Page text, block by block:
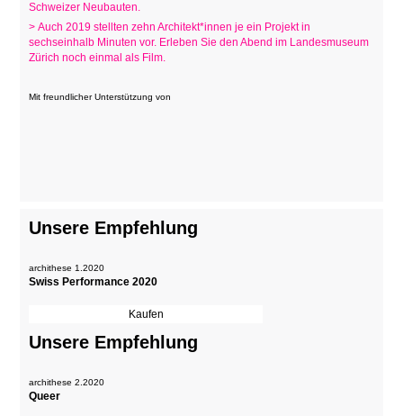
Schweizer Neubauten.
> Auch 2019 stellten zehn Architekt*innen je ein Projekt in
sechseinhalb Minuten vor. Erleben Sie den Abend im Landesmuseum
Zürich noch einmal als Film.
Mit freundlicher Unterstützung von
Unsere Empfehlung
archithese 1.2020
Swiss Performance 2020
Unsere Empfehlung
archithese 2.2020
Queer